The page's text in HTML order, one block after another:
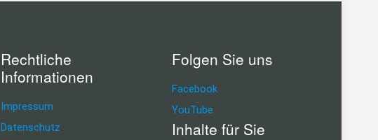
Rechtliche
Informationen
Impressum
Datenschutz
Folgen Sie uns
Facebook
YouTube
Inhalte für Sie